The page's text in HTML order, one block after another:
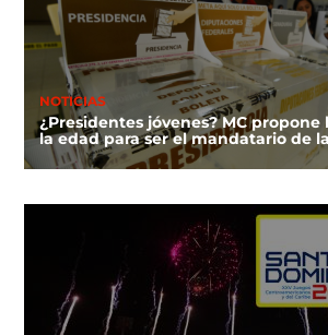
NOTICIAS
¿Presidentes jóvenes? MC propone
la edad para ser el mandatario de